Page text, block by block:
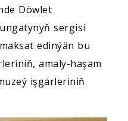
Döwlet
sergisi
edinýän bu
amaly-haşam
işgärleriniň